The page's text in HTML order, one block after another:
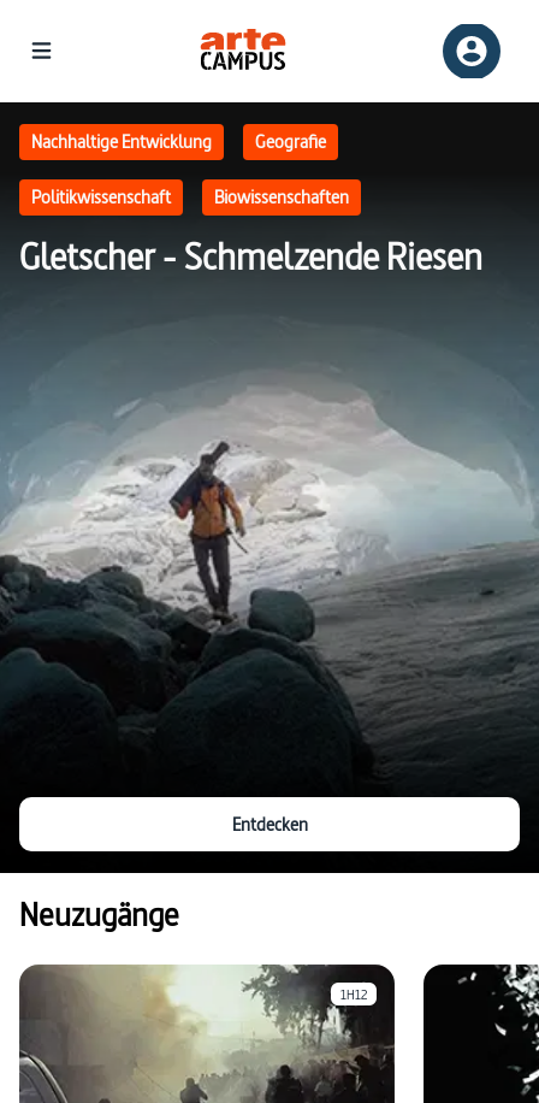
Gletscher - Schmelzende Riesen
Nachhaltige Entwicklung Geografie
Politikwissenschaft Biowissenschaften
Entdecken
Neuzugänge
1H12